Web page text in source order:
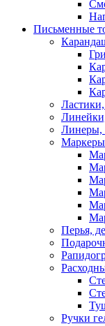
Письменные
Линеры,
Маркеры
Перья,
Ручки